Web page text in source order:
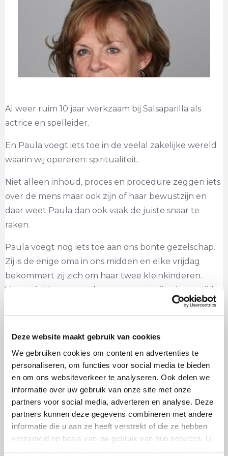
Deze website maakt gebruik van cookies
We gebruiken cookies om content en advertenties te
personaliseren, om functies voor social media te bieden
en om ons websiteverkeer te analyseren. Ook delen we
informatie over uw gebruik van onze site met onze
partners voor social media, adverteren en analyse. Deze
partners kunnen deze gegevens combineren met andere
informatie die u aan ze heeft verstrekt of die ze hebben
verzameld op basis van uw gebruik van hun services. U
Al weer ruim 10 jaar werkzaam bij Salsaparilla als
actrice en spelleider.
En Paula voegt iets toe in de veelal zakelijke wereld
waarin wij opereren: spiritualiteit.
Niet alleen inhoud, proces en procedure zeggen iets
over de mens maar ook zijn of haar bewustzijn en
daar weet Paula dan ook vaak de juiste snaar te
raken.
Paula voegt nog iets toe aan ons bonte gezelschap.
Zij is de enige oma in ons midden en elke vrijdag
bekommert zij zich om haar twee kleinkinderen.
Vraag niet hoe, maar daarnaast weet zij ook nog tijd
vrij te maken om toneelstukken te schrijven, deze
vervolgens te regisseren. Daarnaast zingt zij ook nog.
Veel van de vaak jongere game-deelnemers kunnen
een voorbeeld nemen aan de tomeloze energie en
inzet die Paula dagelijks voor Salsaparilla (met
uitzondering van de vrijdag) tentoonspreid!